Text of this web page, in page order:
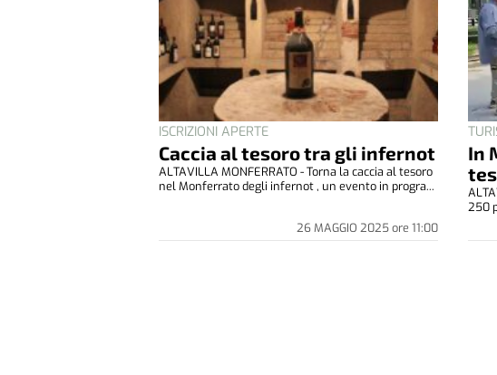
ISCRIZIONI APERTE
Caccia al tesoro tra gli infernot
26 MAGGIO 2025ore 11:00
ALTAVILLA MONFERRATO - Torna la caccia al tesoro
nel Monferrato degli infernot , un evento in progra...
In
250